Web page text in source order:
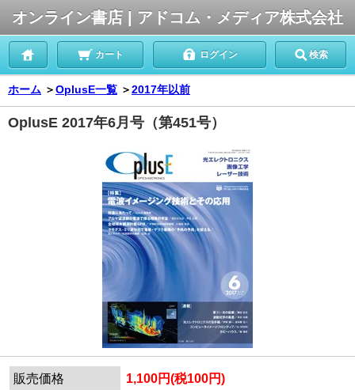
オンライン書店 | アドコム・メディア株式会社
カート ログイン 検索
ホーム ＞OplusE一覧 ＞2017年以前
OplusE 2017年6月号（第451号）
販売価格 1,100円(税100円)